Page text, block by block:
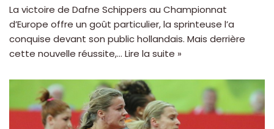
La victoire de Dafne Schippers au Championnat
d’Europe offre un goût particulier, la sprinteuse l’a
conquise devant son public hollandais. Mais derrière
cette nouvelle réussite,… Lire la suite »